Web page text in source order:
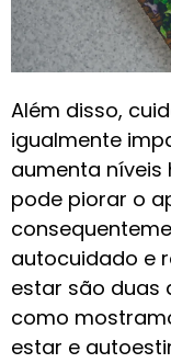
Além disso,
igualmente
aumenta
pode piorar o
autocuidado e
estar são duas
como
estar e